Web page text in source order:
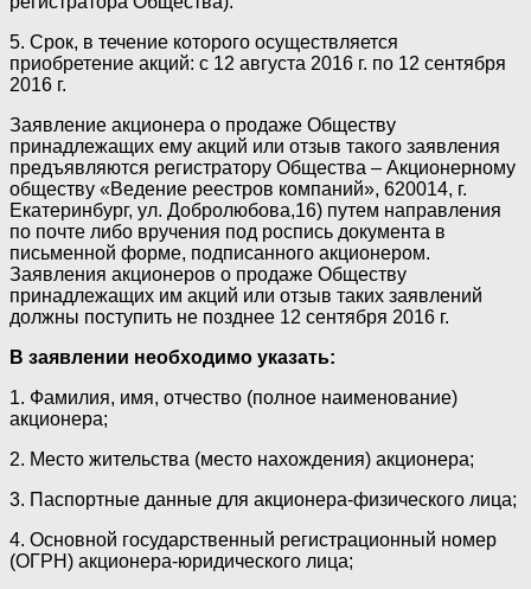
5. Срок, в течение которого осуществляется
приобретение акций: с 12 августа 2016 г. по 12 сентября
2016 г.
Заявление акционера о продаже Обществу
принадлежащих ему акций или отзыв такого заявления
предъявляются регистратору Общества – Акционерному
обществу «Ведение реестров компаний», 620014, г.
Екатеринбург, ул. Добролюбова,16) путем направления
по почте либо вручения под роспись документа в
письменной форме, подписанного акционером.
Заявления акционеров о продаже Обществу
принадлежащих им акций или отзыв таких заявлений
должны поступить не позднее 12 сентября 2016 г.
В заявлении необходимо указать:
1. Фамилия, имя, отчество (полное наименование)
акционера;
2. Место жительства (место нахождения) акционера;
3. Паспортные данные для акционера-физического лица;
4. Основной государственный регистрационный номер
(ОГРН) акционера-юридического лица;